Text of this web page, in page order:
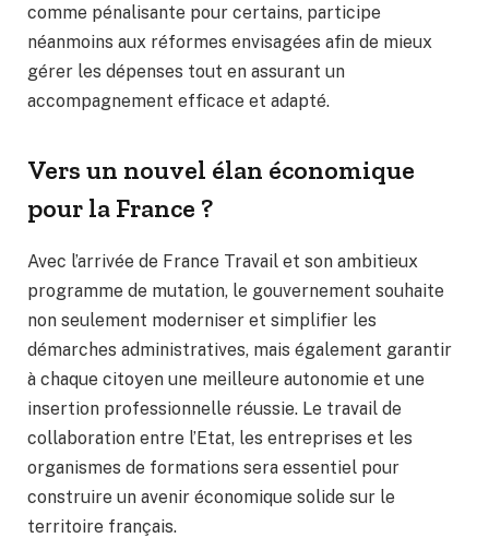
comme pénalisante pour certains, participe
néanmoins aux réformes envisagées afin de mieux
gérer les dépenses tout en assurant un
accompagnement efficace et adapté.
Vers un nouvel élan économique
pour la France ?
Avec l’arrivée de France Travail et son ambitieux
programme de mutation, le gouvernement souhaite
non seulement moderniser et simplifier les
démarches administratives, mais également garantir
à chaque citoyen une meilleure autonomie et une
insertion professionnelle réussie. Le travail de
collaboration entre l’Etat, les entreprises et les
organismes de formations sera essentiel pour
construire un avenir économique solide sur le
territoire français.